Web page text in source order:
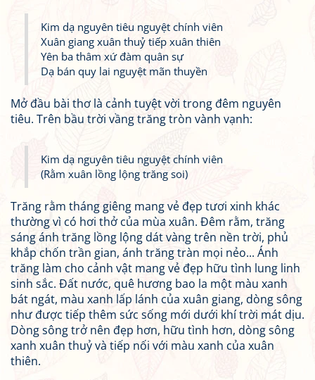
Kim dạ nguyên tiêu nguyệt chính viên
Xuân giang xuân thuỷ tiếp xuân thiên
Yên ba thâm xứ đàm quân sự
Dạ bán quy lai nguyệt mãn thuyền
Mở đầu bài thơ là cảnh tuyệt vời trong đêm nguyên
tiêu. Trên bầu trời vầng trăng tròn vành vạnh:
Kim dạ nguyên tiêu nguyệt chính viên
(Rằm xuân lồng lộng trăng soi)
Trăng rằm tháng giêng mang vẻ đẹp tươi xinh khác
thường vì có hơi thở của mùa xuân. Đêm rằm, trăng
sáng ánh trăng lồng lộng dát vàng trên nền trời, phủ
khắp chốn trần gian, ánh trăng tràn mọi nẻo... Ánh
trăng làm cho cảnh vật mang vẻ đẹp hữu tình lung linh
sinh sắc. Đất nước, quê hương bao la một màu xanh
bát ngát, màu xanh lấp lánh của xuân giang, dòng sông
như được tiếp thêm sức sống mới dưới khí trời mát dịu.
Dòng sông trở nên đẹp hơn, hữu tình hơn, dòng sông
xanh xuân thuỷ và tiếp nối với màu xanh của xuân
thiên.